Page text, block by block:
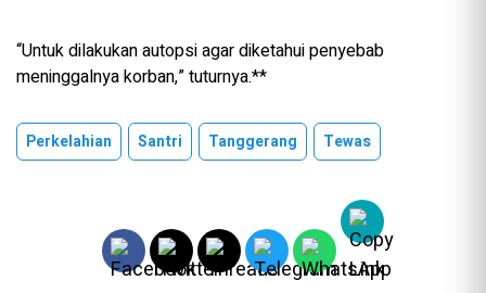
“Untuk dilakukan autopsi agar diketahui penyebab
meninggalnya korban,” tuturnya.**
Perkelahian Santri Tanggerang Tewas